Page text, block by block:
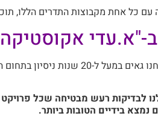
כל אחת מקבוצות התדרים הללו,
"א.עדי
ב-"א.עדי אקוסטיקה"
לבדיקות רעש מבטיחה שכל
בידיים הטובות ביותר.